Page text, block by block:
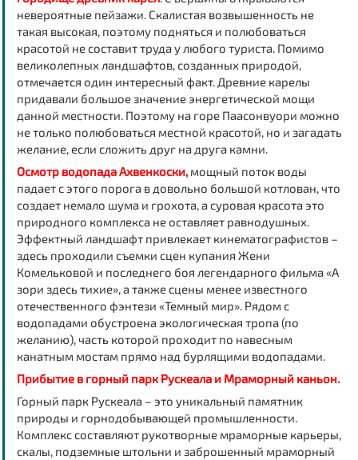
невероятные пейзажи. Скалистая возвышенность не
такая высокая, поэтому подняться и полюбоваться
красотой не составит труда у любого туриста. Помимо
великолепных ландшафтов, созданных природой,
отмечается один интересный факт. Древние карелы
придавали большое значение энергетической мощи
данной местности. Поэтому на горе Паасонвуори можно
не только полюбоваться местной красотой, но и загадать
желание, если сложить друг на друга камни.
Осмотр водопада Ахвенкоски,мощный поток воды
падает с этого порога в довольно большой котлован, что
создает немало шума и грохота, а суровая красота это
природного комплекса не оставляет равнодушных.
Эффектный ландшафт привлекает кинематографистов –
здесь проходили съемки сцен купания Жени
Комельковой и последнего боя легендарного фильма «А
зори здесь тихие», а также сцены менее известного
отечественного фэнтези «Темный мир». Рядом с
водопадами обустроена экологическая тропа (по
желанию), часть которой проходит по навесным
канатным мостам прямо над бурлящими водопадами.
Прибытие в горный парк Рускеала и Мраморный каньон.
Горный парк Рускеала – это уникальный памятник
природы и горнодобывающей промышленности.
Комплекс составляют рукотворные мраморные карьеры,
скалы, подземные штольни и заброшенный мраморный